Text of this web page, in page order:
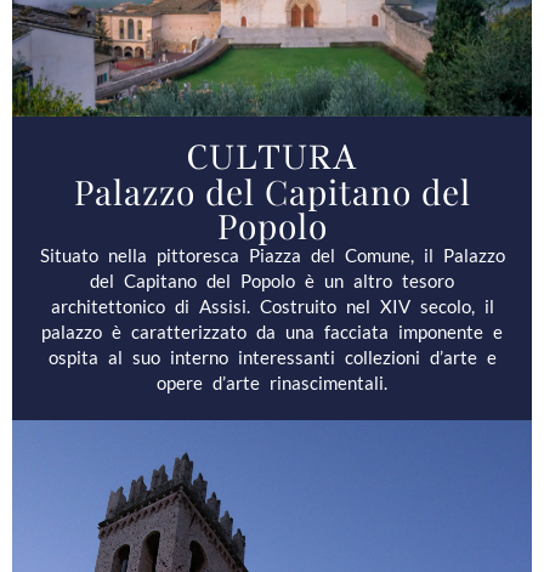
CULTURA
Palazzo del Capitano del
Popolo
Situato nella pittoresca Piazza del Comune, il Palazzo
del Capitano del Popolo è un altro tesoro
architettonico di Assisi. Costruito nel XIV secolo, il
palazzo è caratterizzato da una facciata imponente e
ospita al suo interno interessanti collezioni d’arte e
opere d’arte rinascimentali.